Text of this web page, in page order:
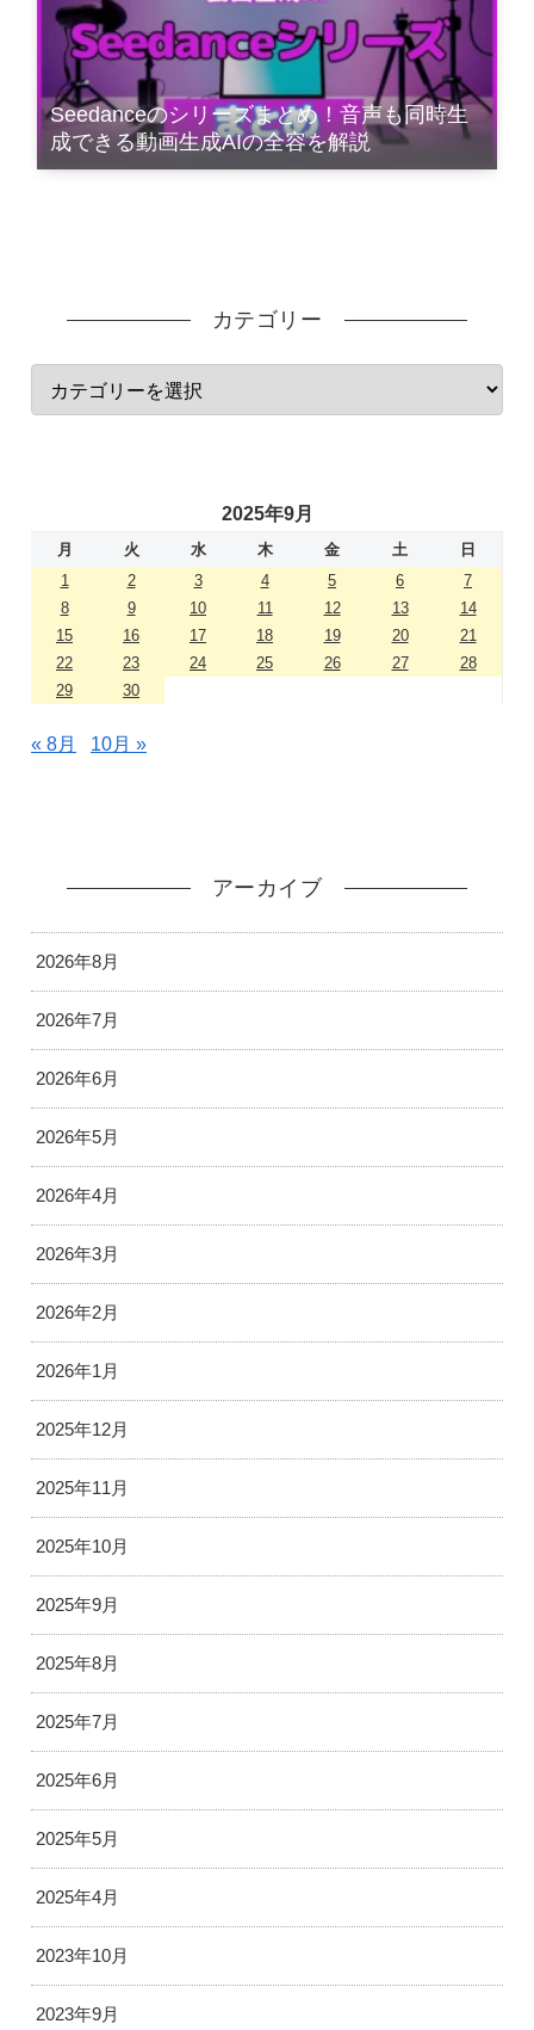
Seedanceのシリーズまとめ！音声も同時生
成できる動画生成AIの全容を解説
カテゴリー
2025年9月
月 火 水 木 金 土
日
1
2 3 4 5 6
7
8
9 10 11 12 13
14
15
16 17 18 19 20
21
22
23 24 25 26 27
28
29
30
« 8月 10月 »
アーカイブ
2026年8月
2026年7月
2026年6月
2026年5月
2026年4月
2026年3月
2026年2月
2026年1月
2025年12月
2025年11月
2025年10月
2025年9月
2025年8月
2025年7月
2025年6月
2025年5月
2025年4月
2023年10月
2023年9月